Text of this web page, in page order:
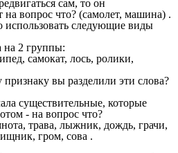
сам, то он
вопрос что? (самолет, машинa) .
следующие виды
на 2 группы:
самокат, лось, ролики,
вы разделили эти слова?
существительные, которые
- на вопрос что?
трава, лыжник, дождь, грачи,
гром, сова .